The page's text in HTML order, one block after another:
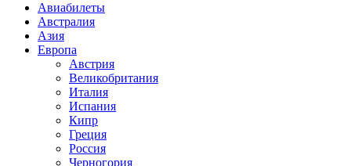
Авиабилеты
Австралия
Азия
Европа
Австрия
Великобритания
Италия
Испания
Кипр
Греция
Россия
Черногория